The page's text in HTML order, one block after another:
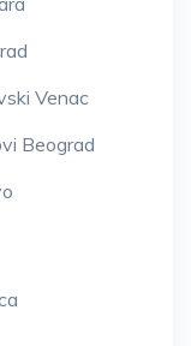
Venac
Beograd